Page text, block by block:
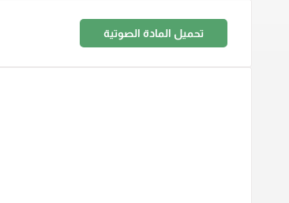
تحميل المادة الصوتية